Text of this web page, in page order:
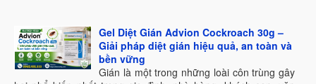
Gel Diệt Gián Advion Cockroach 30g –
Giải pháp diệt gián hiệu quả, an toàn và
bền vững
Gián là một trong những loài côn trùng gây